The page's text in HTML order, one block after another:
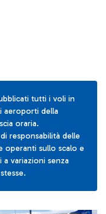
tutti i voli in
aeroporti della
oraria.
responsabilità delle
operanti sullo scalo e
variazioni senza